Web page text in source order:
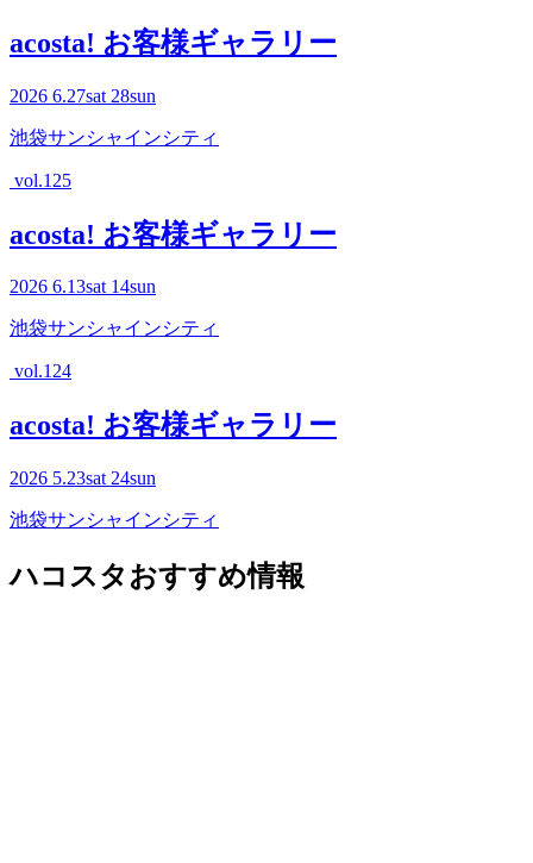
acosta! お客様ギャラリー
2026 6.27sat 28sun
池袋サンシャインシティ
vol.125
acosta! お客様ギャラリー
2026 6.13sat14sun
池袋サンシャインシティ
vol.124
acosta! お客様ギャラリー
2026 5.23sat 24sun
池袋サンシャインシティ
ハコスタおすすめ情報